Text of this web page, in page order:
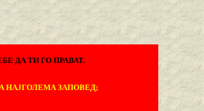
ДА ТИ ГО ПРАВАТ.
НАЈГОЛЕМА ЗАПОВЕД;